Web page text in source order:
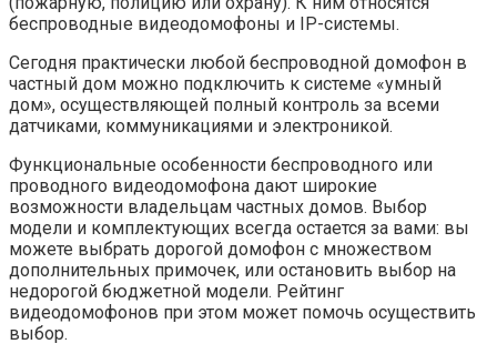
беспроводные видеодомофоны и IP-системы.
Сегодня практически любой беспроводной домофон в
частный дом можно подключить к системе «умный
дом», осуществляющей полный контроль за всеми
датчиками, коммуникациями и электроникой.
Функциональные особенности беспроводного или
проводного видеодомофона дают широкие
возможности владельцам частных домов. Выбор
модели и комплектующих всегда остается за вами: вы
можете выбрать дорогой домофон с множеством
дополнительных примочек, или остановить выбор на
недорогой бюджетной модели. Рейтинг
видеодомофонов при этом может помочь осуществить
выбор.